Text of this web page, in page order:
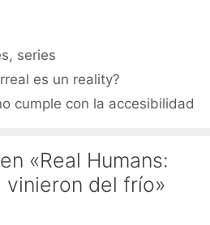
, series
es un reality?
cumple con la accesibilidad
«Real Humans:
vinieron del frío»